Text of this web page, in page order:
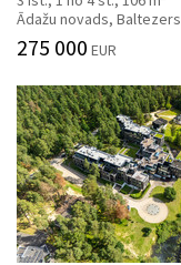
Ādažu novads, Baltezers
275 000 EUR